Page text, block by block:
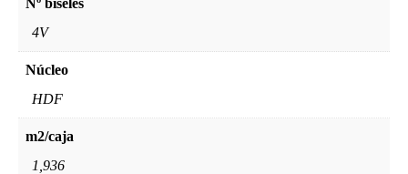
4V
Núcleo
HDF
m2/caja
1,936